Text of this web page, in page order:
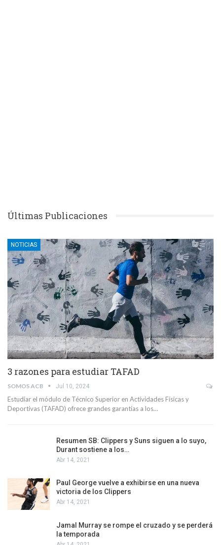
Últimas Publicaciones
NOTICIAS
3 razones para estudiar TAFAD
SOMOS ACB Jul 10, 2024
Estudiar el módulo de Técnico Superior en Actividades Físicas y
Deportivas (TAFAD) ofrece grandes garantías a los…
Resumen SB: Clippers y Suns siguen a lo suyo,
Durant sostiene a los…
Abr 14, 2021
Paul George vuelve a exhibirse en una nueva
victoria de los Clippers
Abr 14, 2021
Jamal Murray se rompe el cruzado y se perderá
la temporada